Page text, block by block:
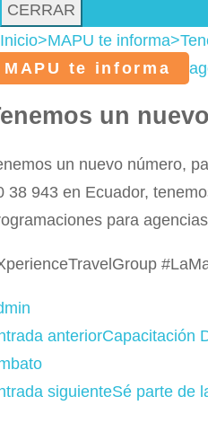
CERRAR
Inicio>MAPU te informa>
MAPU te informa
un
un nuevo número,
38 943 en Ecuador,
para
#
anteriorCapacitación
siguienteSé parte de